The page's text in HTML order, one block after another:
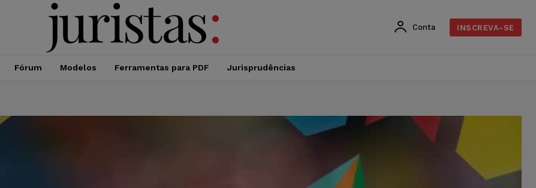
Conta INSCREVA-SE
Fórum Modelos Ferramentas para PDF Jurisprudências